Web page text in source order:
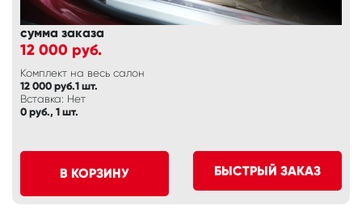
сумма заказа
12 000 руб.
Комплект на весь салон
12 000 руб.1 шт.
Вставка: Нет
0 руб., 1 шт.
В КОРЗИНУ БЫСТРЫЙ ЗАКАЗ